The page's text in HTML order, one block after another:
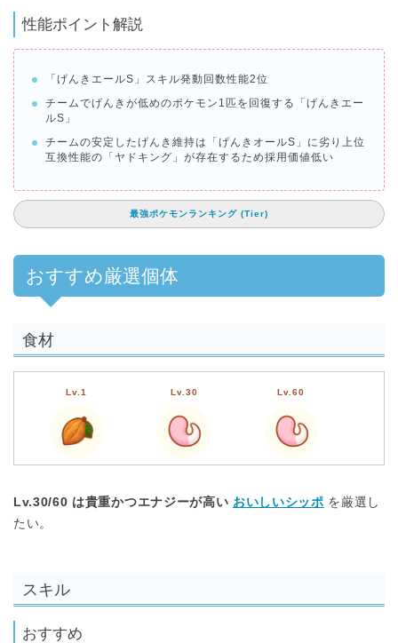
性能ポイント解説
「げんきエールS」スキル発動回数性能2位
チームでげんきが低めのポケモン1匹を回復する「げんきエー
ルS」
チームの安定したげんき維持は「げんきオールS」に劣り上位
互換性能の「ヤドキング」が存在するため採用価値低い
最強ポケモンランキング (Tier)
おすすめ厳選個体
食材
Lv.1 Lv.30 Lv.60
Lv.30/60 は貴重かつエナジーが高い おいしいシッポ を厳選し
たい。
スキル
おすすめ